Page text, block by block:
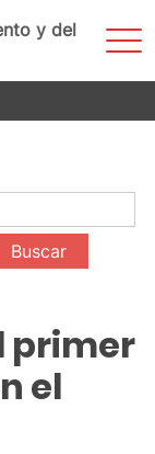
y del
primer
el